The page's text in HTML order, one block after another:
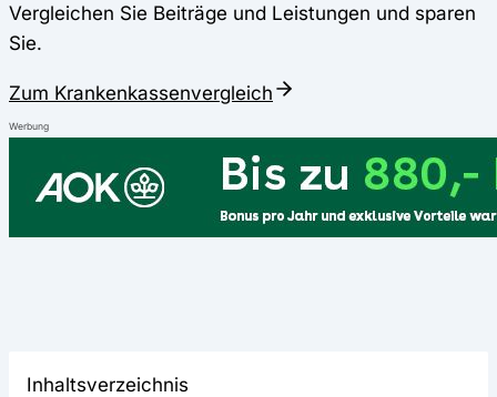
Vergleichen Sie Beiträge und Leistungen und sparen
Sie.
Zum Krankenkassenvergleich
Werbung
Inhaltsverzeichnis